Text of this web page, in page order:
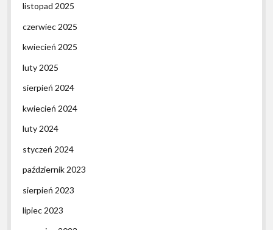
listopad 2025
czerwiec 2025
kwiecień 2025
luty 2025
sierpień 2024
kwiecień 2024
luty 2024
styczeń 2024
październik 2023
sierpień 2023
lipiec 2023